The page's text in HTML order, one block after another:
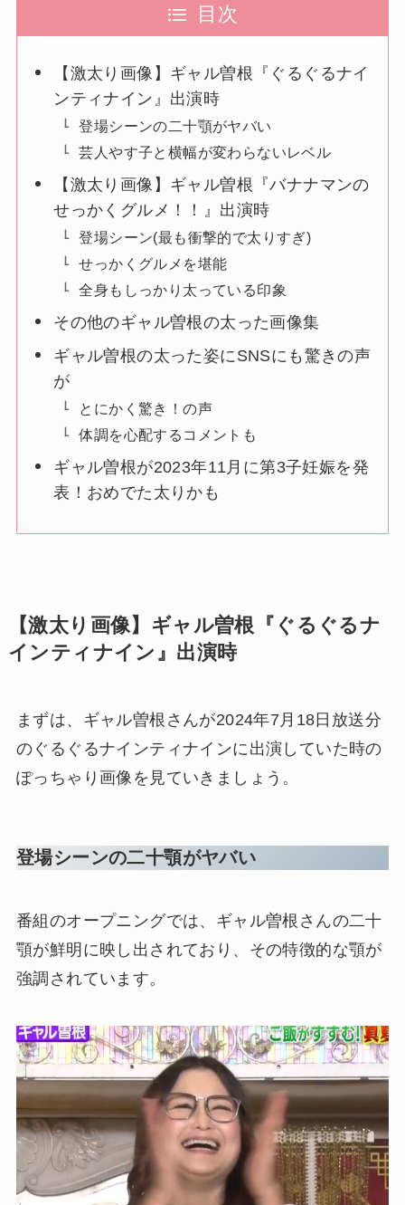
目次
【激太り画像】ギャル曽根『ぐるぐるナイ
ンティナイン』出演時
登場シーンの二十顎がヤバい
芸人やす子と横幅が変わらないレベル
【激太り画像】ギャル曽根『バナナマンの
せっかくグルメ！！』出演時
登場シーン(最も衝撃的で太りすぎ)
せっかくグルメを堪能
全身もしっかり太っている印象
その他のギャル曽根の太った画像集
ギャル曽根の太った姿にSNSにも驚きの声
が
とにかく驚き！の声
体調を心配するコメントも
ギャル曽根が2023年11月に第3子妊娠を発
表！おめでた太りかも
【激太り画像】ギャル曽根『ぐるぐるナ
インティナイン』出演時
まずは、ギャル曽根さんが2024年7月18日放送分
のぐるぐるナインティナインに出演していた時の
ぽっちゃり画像を見ていきましょう。
登場シーンの二十顎がヤバい
番組のオープニングでは、ギャル曽根さんの二十
顎が鮮明に映し出されており、その特徴的な顎が
強調されています。